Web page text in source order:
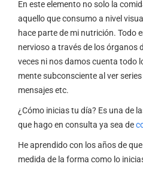
En este elemento no solo la
aquello que consumo a nivel
hace parte de mi nutrición. Todo
nervioso a través de los órganos
veces ni nos damos cuenta todo
mente subconsciente al ver
mensajes etc.
¿Cómo inicias tu día? Es una de
que hago en consulta ya sea de
He aprendido con los años de
medida de la forma como lo